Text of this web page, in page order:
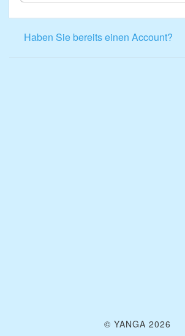
Haben Sie bereits einen Account?
© YANGA 2026